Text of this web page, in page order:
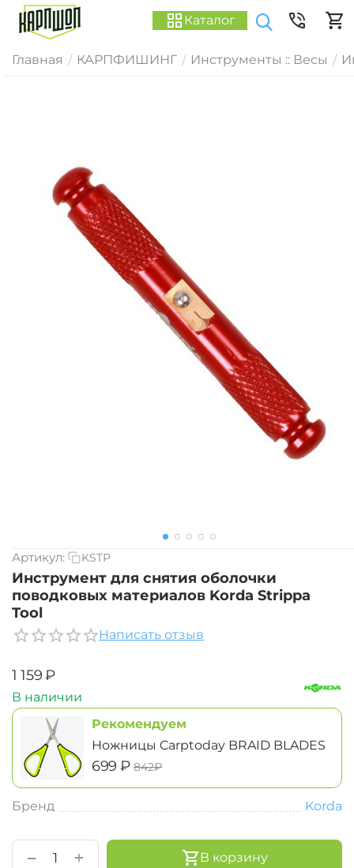
Каталог
Главная / КАРПФИШИНГ / Инструменты :: Весы /
Артикул: KSTP
Инструмент для снятия оболочки
поводковых материалов Korda Strippa
Tool
Написать отзыв
‍1 159‍₽
В наличии
Рекомендуем
Ножницы Carptoday BRAID BLADES
‍699‍ ₽ ‍842‍₽
Бренд Korda
+
−
В корзину